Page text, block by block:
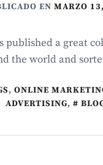
EN MARZO
published a great
the world and
,ONLINE
ADVERTISING,